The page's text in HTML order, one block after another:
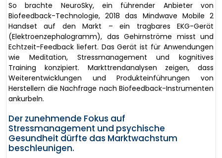
So brachte NeuroSky, ein führender Anbieter von
Biofeedback-Technologie, 2018 das Mindwave Mobile 2
Handset auf den Markt – ein tragbares EKG-Gerät
(Elektroenzephalogramm), das Gehirnströme misst und
Echtzeit-Feedback liefert. Das Gerät ist für Anwendungen
wie Meditation, Stressmanagement und kognitives
Training konzipiert. Markttrendanalysen zeigen, dass
Weiterentwicklungen und Produkteinführungen von
Herstellern die Nachfrage nach Biofeedback-Instrumenten
ankurbeln.
Der zunehmende Fokus auf
Stressmanagement und psychische
Gesundheit dürfte das Marktwachstum
beschleunigen.